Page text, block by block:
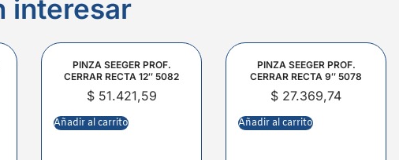
interesar
PINZA SEEGER PROF.
CERRAR RECTA 12″ 5082
$51.421,59
Añadir al carrito
PINZA SEEGER PROF.
CERRAR RECTA 9″ 5078
$ 27.369,74
Añadir al carrito